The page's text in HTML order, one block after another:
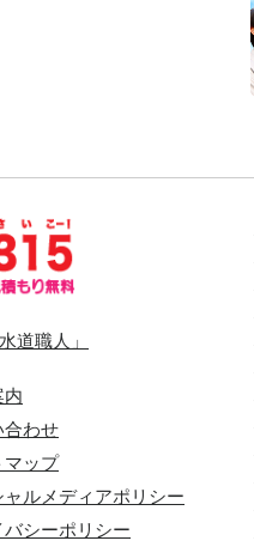
道職人」
内
合わせ
マップ
ャルメディアポリシー
バシーポリシー